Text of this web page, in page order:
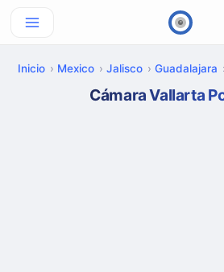
Inicio Mexico Jalisco Guadalajara
Cámara Vallarta